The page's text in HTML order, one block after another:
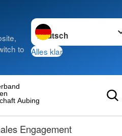
to
Sprache wechseln zu
Alles klar
Aubing
Engagement